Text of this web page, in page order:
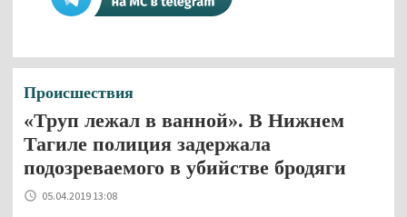
Происшествия
«Труп лежал в ванной». В Нижнем
Тагиле полиция задержала
подозреваемого в убийстве бродяги
05.04.2019 13:08